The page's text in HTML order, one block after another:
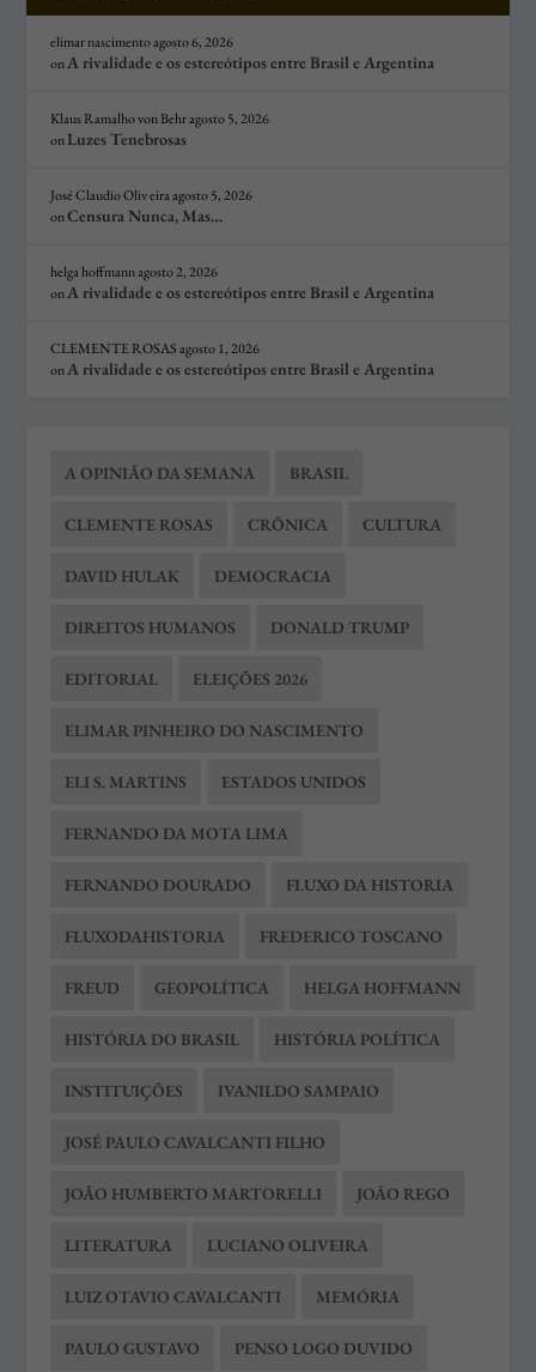
elimar nascimentoagosto 6, 2026
onA rivalidade e os estereótipos entre Brasil e Argentina
Klaus Ramalho von Behragosto 5, 2026
onLuzes Tenebrosas
José Claudio Oliv eiraagosto 5, 2026
onCensura Nunca, Mas…
helga hoffmannagosto 2, 2026
onA rivalidade e os estereótipos entre Brasil e Argentina
CLEMENTE ROSAS agosto 1, 2026
onA rivalidade e os estereótipos entre Brasil e Argentina
A OPINIÃO DA SEMANA BRASIL
CLEMENTE ROSAS CRÔNICA CULTURA
DAVID HULAK DEMOCRACIA
DIREITOS HUMANOS DONALD TRUMP
EDITORIAL ELEIÇÕES 2026
ELIMAR PINHEIRO DO NASCIMENTO
ELI S. MARTINS ESTADOS UNIDOS
FERNANDO DA MOTA LIMA
FERNANDO DOURADO FLUXO DA HISTORIA
FLUXODAHISTORIA FREDERICO TOSCANO
FREUD GEOPOLÍTICA HELGA HOFFMANN
HISTÓRIA DO BRASIL HISTÓRIA POLÍTICA
INSTITUIÇÕES IVANILDO SAMPAIO
JOSÉ PAULO CAVALCANTI FILHO
JOÃO HUMBERTO MARTORELLI JOÃO REGO
LITERATURA LUCIANO OLIVEIRA
LUIZ OTAVIO CAVALCANTI MEMÓRIA
PAULO GUSTAVO PENSO LOGO DUVIDO